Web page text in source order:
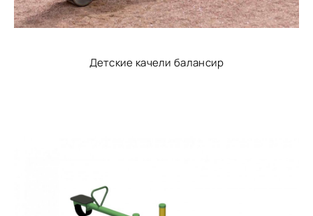
Детские качели балансир